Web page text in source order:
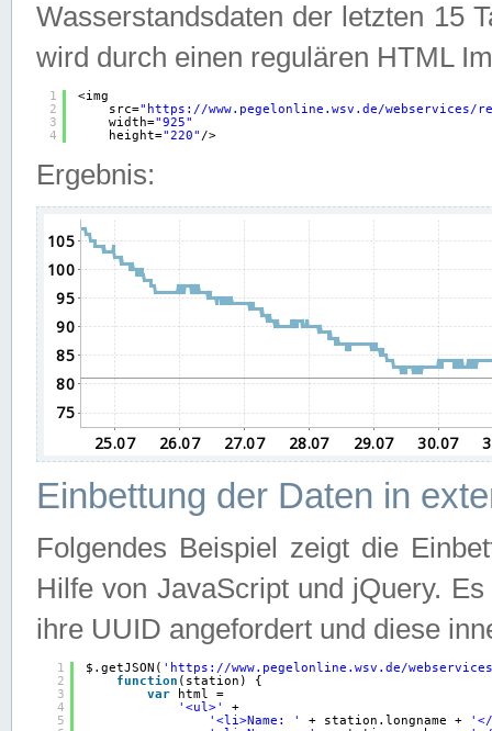
Wasserstandsdaten der letzten 15
wird durch einen regulären HTML
1
2
3
4
<img
src=" https://www.pegelonline.wsv.de/webservices/
width="925"
height="220" />
Ergebnis:
Einbettung der Daten in
Folgendes Beispiel zeigt die
Hilfe von JavaScript und jQuery.
ihre UUID angefordert und diese
1
2
3
4
5
$.getJSON( ' https://www.pegelonline.wsv.de/
function (station) {
var
html =
'<ul>'
+
'<li>Name: '
+ station.longname +